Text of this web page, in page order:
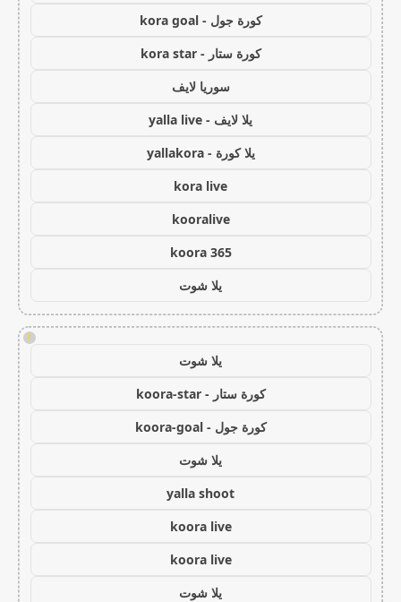
كورة جول - kora goal
كورة ستار - kora star
سوريا لايف
يلا لايف - yalla live
يلا كورة - yallakora
kora live
kooralive
koora 365
يلا شوت
!
يلا شوت
كورة ستار - koora-star
كورة جول - koora-goal
يلا شوت
yalla shoot
koora live
koora live
يلا شوت